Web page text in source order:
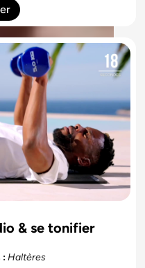
& se tonifier
:Haltères